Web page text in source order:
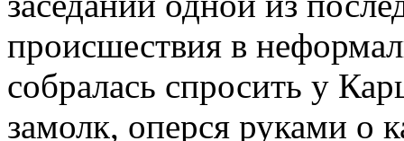
происшествия в
собралась спросить у
замолк, оперся руками о